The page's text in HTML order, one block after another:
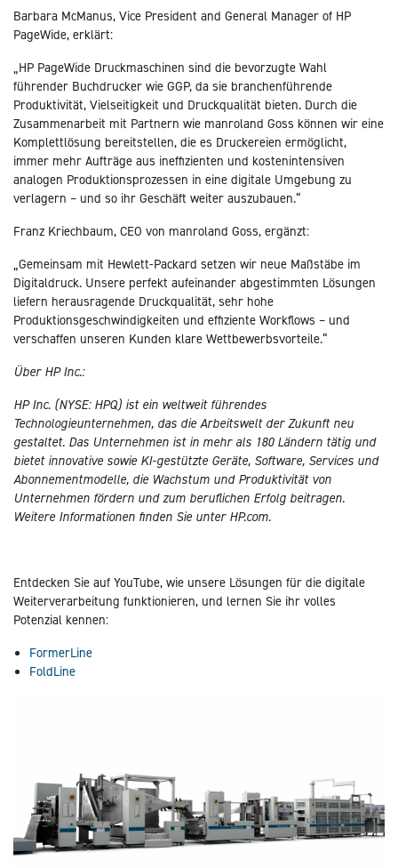
Barbara McManus, Vice President and General Manager of HP
PageWide, erklärt:
„HP PageWide Druckmaschinen sind die bevorzugte Wahl
führender Buchdrucker wie GGP, da sie branchenführende
Produktivität, Vielseitigkeit und Druckqualität bieten. Durch die
Zusammenarbeit mit Partnern wie manroland Goss können wir eine
Komplettlösung bereitstellen, die es Druckereien ermöglicht,
immer mehr Aufträge aus ineffizienten und kostenintensiven
analogen Produktionsprozessen in eine digitale Umgebung zu
verlagern – und so ihr Geschäft weiter auszubauen.“
Franz Kriechbaum, CEO von manroland Goss, ergänzt:
„Gemeinsam mit Hewlett-Packard setzen wir neue Maßstäbe im
Digitaldruck. Unsere perfekt aufeinander abgestimmten Lösungen
liefern herausragende Druckqualität, sehr hohe
Produktionsgeschwindigkeiten und effiziente Workflows – und
verschaffen unseren Kunden klare Wettbewerbsvorteile.“
Über HP Inc.:
HP Inc. (NYSE: HPQ) ist ein weltweit führendes
Technologieunternehmen, das die Arbeitswelt der Zukunft neu
gestaltet. Das Unternehmen ist in mehr als 180 Ländern tätig und
bietet innovative sowie KI-gestützte Geräte, Software, Services und
Abonnementmodelle, die Wachstum und Produktivität von
Unternehmen fördern und zum beruflichen Erfolg beitragen.
Weitere Informationen finden Sie unter HP.com.
Entdecken Sie auf YouTube, wie unsere Lösungen für die digitale
Weiterverarbeitung funktionieren, und lernen Sie ihr volles
Potenzial kennen:
FormerLine
FoldLine